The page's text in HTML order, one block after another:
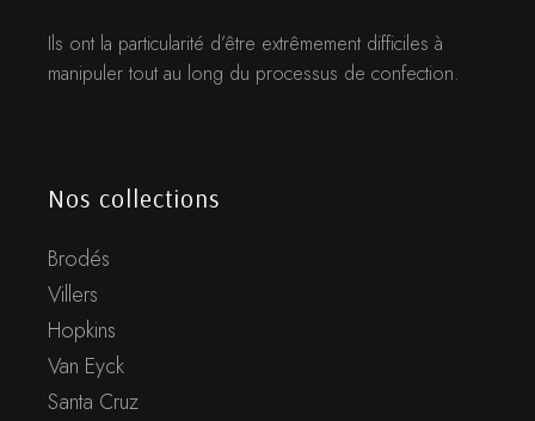
Ils ont la particularité d’être extrêmement difficiles à
manipuler tout au long du processus de confection.
Nos collections
Brodés
Villers
Hopkins
Van Eyck
Santa Cruz